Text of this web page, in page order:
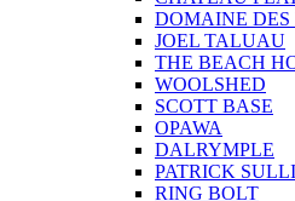
DOMAINE DES
JOEL TALUAU
THE BEACH
WOOLSHED
SCOTT BASE
OPAWA
DALRYMPLE
PATRICK
RING BOLT